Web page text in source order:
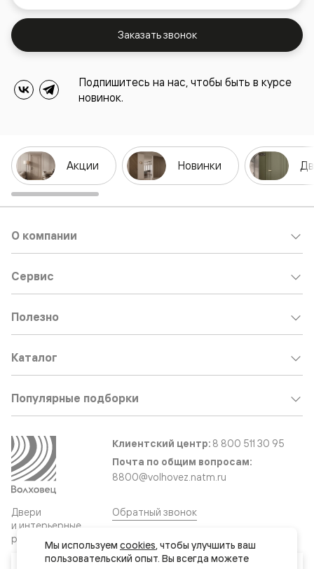
Заказать звонок
Подпишитесь на нас, чтобы быть в курсе
новинок.
Акции Новинки
Двери
и интерьерные
решения
О компании
Сервис
Полезно
Каталог
Популярные подборки
Клиентский центр: 8 800 511 30 95
Почта по общим вопросам:
8800@volhovez.natm.ru
Обратный звонок
Мы используем cookies, чтобы улучшить ваш
пользовательский опыт. Вы всегда можете